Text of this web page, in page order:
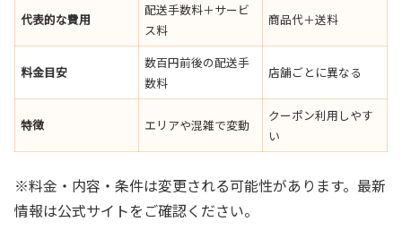
代表的な費用
配送手数料＋サービ
ス料
商品代＋送料
料金目安
数百円前後の配送手
数料
店舗ごとに異なる
特徴 エリアや混雑で変動
クーポン利用しやす
い
※料金・内容・条件は変更される可能性があります。最新
情報は公式サイトをご確認ください。